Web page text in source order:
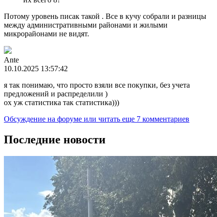
Потому уровень писак такой . Все в кучу собрали и разницы
между административными районами и жилыми
микрорайонами не видят.
Ante
10.10.2025 13:57:42
я так понимаю, что просто взяли все покупки, без учета
предложений и распределили )
ох уж статистика так статистика)))
Обсуждение на форуме или читать еще 7 комментариев
Последние новости